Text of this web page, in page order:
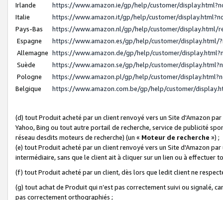
Irlande
https://www.amazon.ie/gp/help/customer/
Italie
https://www.amazon.it/gp/help/customer/
Pays-Bas
https://www.amazon.nl/gp/help/customer/display.html/
Espagne
https://www.amazon.es/gp/help/customer/display.html/
Allemagne https://www.amazon.de/gp/help/customer/
Suède
https://www.amazon.se/gp/help/customer/
Pologne
https://www.amazon.pl/gp/help/customer/
Belgique
https://www.amazon.com.be/gp/help/customer/
(d) tout Produit acheté par un client renvoyé vers un Site d'Amazon
Yahoo, Bing ou tout autre portail de recherche, service de publicité
réseau desdits moteurs de recherche) (un « Moteur de recherche ») ;
(e) tout Produit acheté par un client renvoyé vers un Site d'Amazon
intermédiaire, sans que le client ait à cliquer sur un lien ou à
(f) tout Produit acheté par un client, dès lors que ledit client ne
(g) tout achat de Produit qui n’est pas correctement suivi ou signalé,
pas correctement orthographiés ;